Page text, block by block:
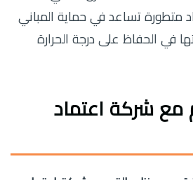
متطورة تساعد في حماية المباني
في الحفاظ على درجة الحرارة
مع شركة اعتماد